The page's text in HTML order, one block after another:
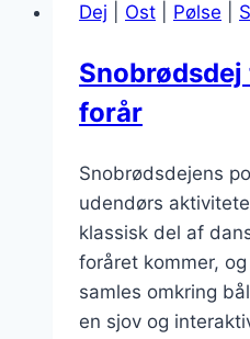
autentisk
Dej Ost Pølse
forår
Snobrødsdejens
udendørs
klassisk del af
foråret kommer,
samles omkring
en sjov og